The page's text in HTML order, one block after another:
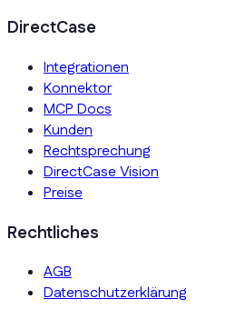
DirectCase
Integrationen
Konnektor
MCP Docs
Kunden
Rechtsprechung
DirectCase Vision
Preise
Rechtliches
AGB
Datenschutzerklärung